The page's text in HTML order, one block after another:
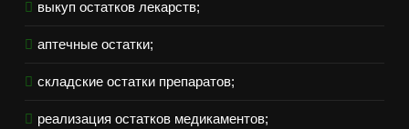
выкуп остатков лекарств;
аптечные остатки;
складские остатки препаратов;
реализация остатков медикаментов;